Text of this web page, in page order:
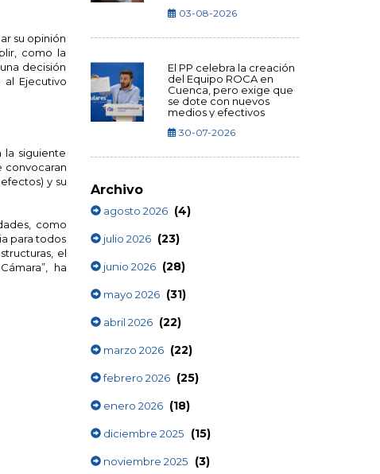
su opinión
como la
decisión
al Ejecutivo
la siguiente
convocaran
y su
como
para todos
el
ha
03-08-2026
El PP celebra la creación
del Equipo ROCA en
Cuenca, pero exige que
se dote con nuevos
medios y efectivos
30-07-2026
Archivo
agosto 2026 (4)
julio 2026 (23)
junio 2026 (28)
mayo 2026 (31)
abril 2026 (22)
marzo 2026 (22)
febrero 2026 (25)
enero 2026 (18)
diciembre 2025 (15)
noviembre 2025 (3)